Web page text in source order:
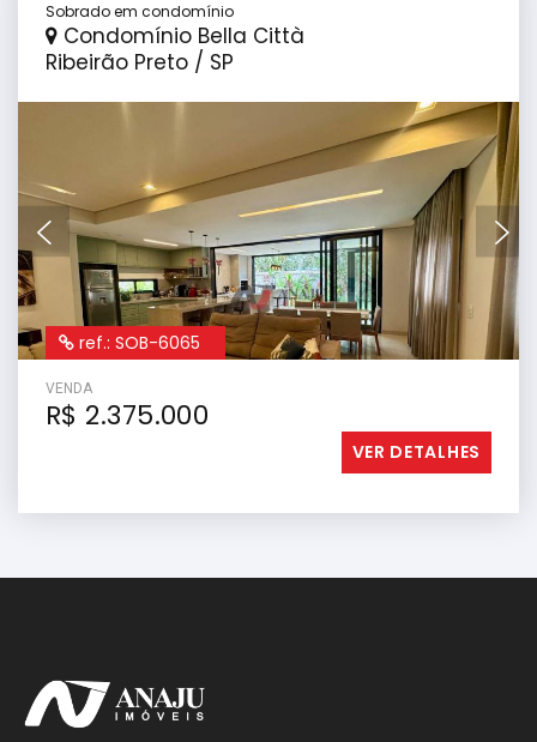
Sobrado em condomínio
Condomínio Bella Città
Ribeirão Preto / SP
ref.: SOB-6065
VENDA
R$ 2.375.000
VER DETALHES